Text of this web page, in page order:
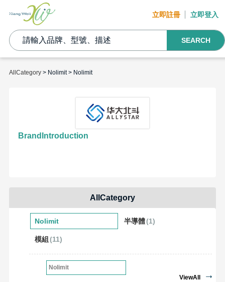
立即註冊 立即登入
SEARCH
AllCategory> Nolimit > Nolimit
BrandIntroduction
AllCategory
Nolimit 半導體(1)
模組(11)
Nolimit
ViewAll